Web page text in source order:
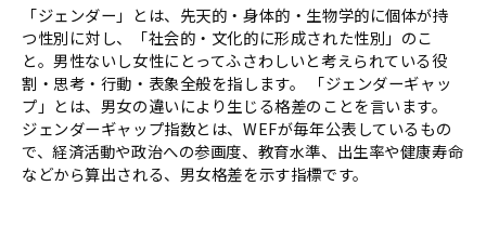
「ジェンダー」とは、先天的・身体的・生物学的に個体が持
つ性別に対し、「社会的・文化的に形成された性別」のこ
と。男性ないし女性にとってふさわしいと考えられている役
割・思考・行動・表象全般を指します。 「ジェンダーギャッ
プ」とは、男女の違いにより生じる格差のことを言います。
ジェンダーギャップ指数とは、WEFが毎年公表しているもの
で、経済活動や政治への参画度、教育水準、出生率や健康寿命
などから算出される、男女格差を示す指標です。